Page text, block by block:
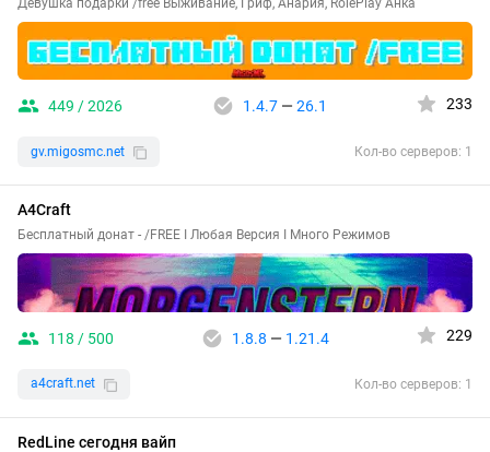
Девушка подарки /free Выживание, Гриф, Анария, RolePlay Анка
449 / 2026 1.4.7— 26.1 233
gv.migosmc.net Кол-во серверов: 1
A4Craft
Бесплатный донат - /FREE I Любая Версия I Много Режимов
118 / 500 1.8.8 — 1.21.4 229
a4craft.net Кол-во серверов: 1
RedLine сегодня вайп